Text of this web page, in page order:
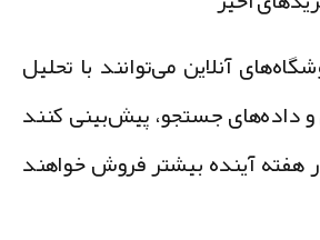
آنلاین می‌توانند با تحلیل
جستجو، پیش‌بینی کنند
آینده بیشتر فروش خواهند